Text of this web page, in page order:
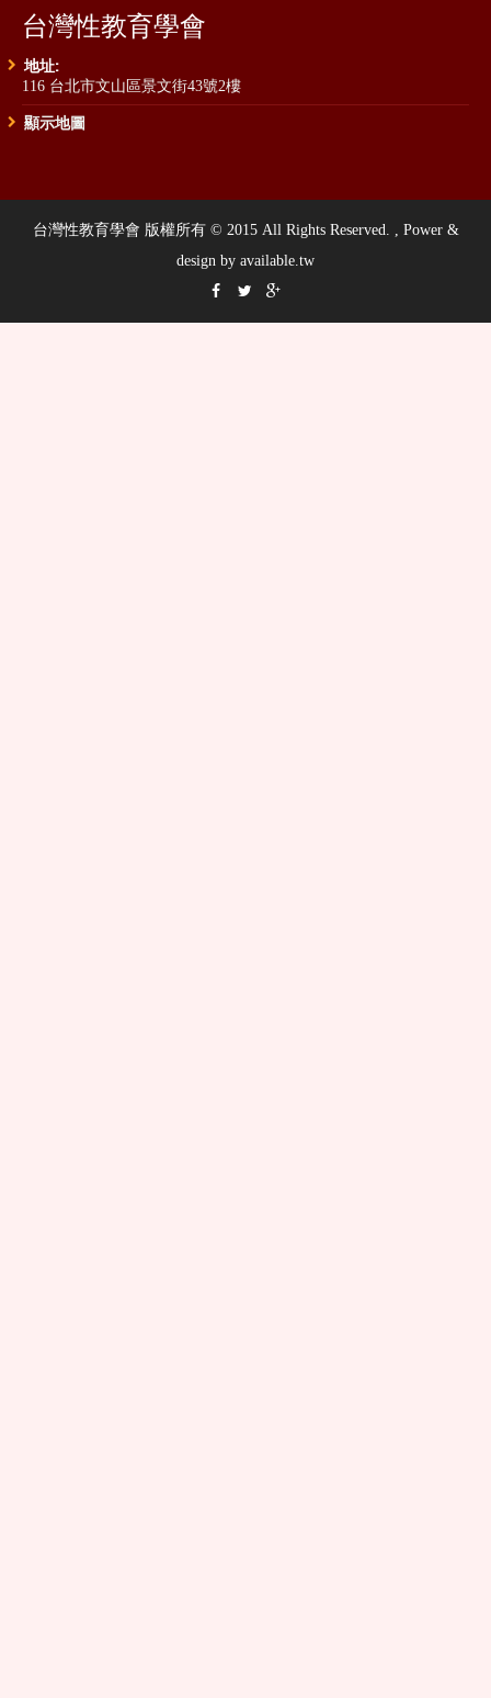
台灣性教育學會
地址:
116 台北市文山區景文街43號2樓
顯示地圖
台灣性教育學會 版權所有 © 2015 All Rights Reserved. , Power &
design by available.tw
  